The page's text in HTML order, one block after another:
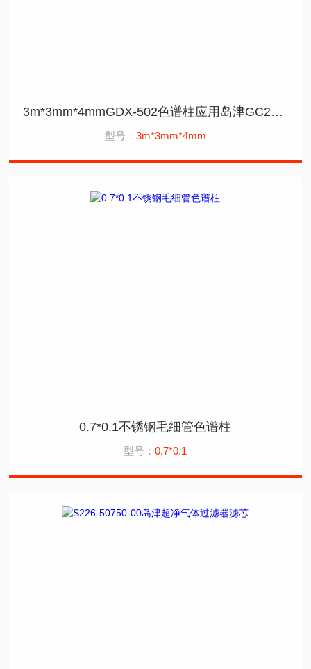
3m*3mm*4mmGDX-502色谱柱应用岛津GC2010
型号： 3m*3mm*4mm
0.7*0.1不锈钢毛细管色谱柱
型号：0.7*0.1